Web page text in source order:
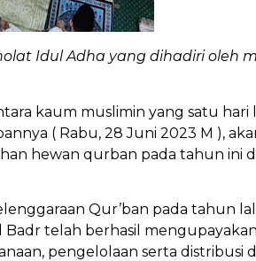
Idul Adha yang dihadiri oleh
kaum muslimin yang satu hari
( Rabu, 28 Juni 2023 M ),
hewan qurban pada tahun ini
Qur’ban pada tahun
Badr telah berhasil
pengelolaan serta distribusi